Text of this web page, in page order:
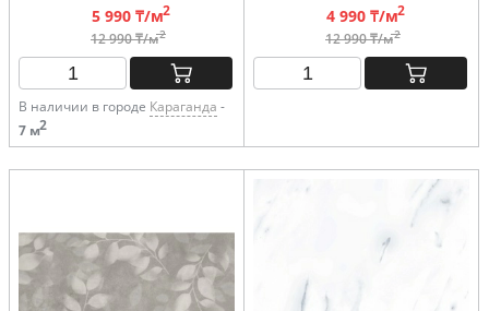
5 990 ₸/м2
12 990 ₸/м2
В наличии в городе Караганда -
7 м2
4 990 ₸/м2
12 990 ₸/м2